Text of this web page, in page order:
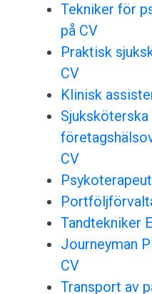
Tekniker för
på CV
Praktisk
CV
Klinisk
CV
Tandtekniker
Journeyman
CV
Transport av